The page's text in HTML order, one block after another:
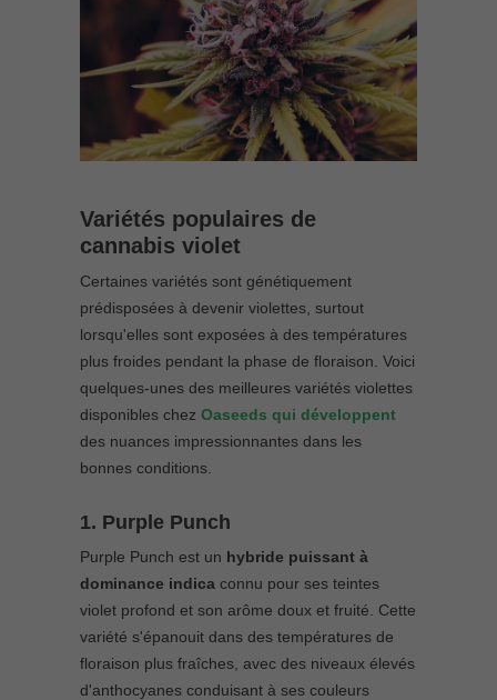
Variétés populaires de
cannabis violet
Certaines variétés sont génétiquement
prédisposées à devenir violettes, surtout
lorsqu'elles sont exposées à des températures
plus froides pendant la phase de floraison. Voici
quelques-unes des meilleures variétés violettes
disponibles chez Oaseeds qui développent
des nuances impressionnantes dans les
bonnes conditions.
1. Purple Punch
Purple Punch est un hybride puissant à
dominance indica connu pour ses teintes
violet profond et son arôme doux et fruité. Cette
variété s'épanouit dans des températures de
floraison plus fraîches, avec des niveaux élevés
d'anthocyanes conduisant à ses couleurs